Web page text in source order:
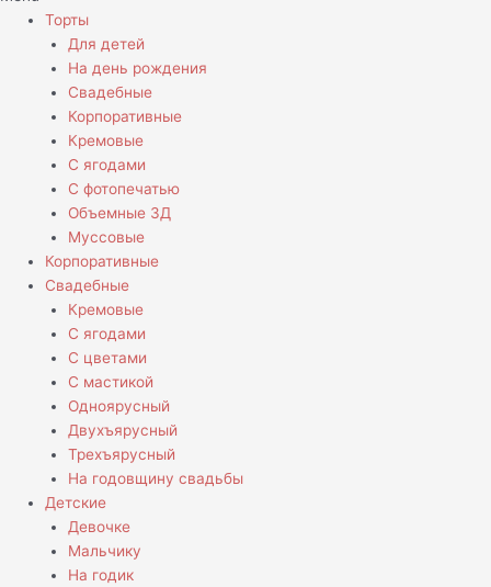
Торты
Для детей
На день рождения
Свадебные
Корпоративные
Кремовые
С ягодами
С фотопечатью
Объемные 3Д
Муссовые
Корпоративные
Свадебные
Кремовые
С ягодами
С цветами
С мастикой
Одноярусный
Двухъярусный
Трехъярусный
На годовщину свадьбы
Детские
Девочке
Мальчику
На годик